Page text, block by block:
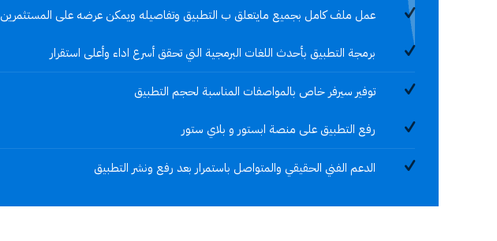
عمل ملف كامل بجميع مايتعلق ب التطبيق وتفاصيله ويمكن عرضه على المستثمرين
برمجة التطبيق بأحدث اللغات البرمجية التي تحقق أسرع اداء وأعلى استقرار
توفير سيرفر خاص بالمواصفات المناسبة لحجم التطبيق
رفع التطبيق على منصة ابستور و بلاي ستور
الدعم الفني الحقيقي والمتواصل باستمرار بعد رفع ونشر التطبيق